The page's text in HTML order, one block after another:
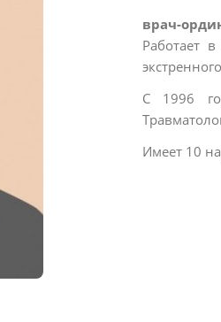
врач-
Работает
С 1996
Имеет 10